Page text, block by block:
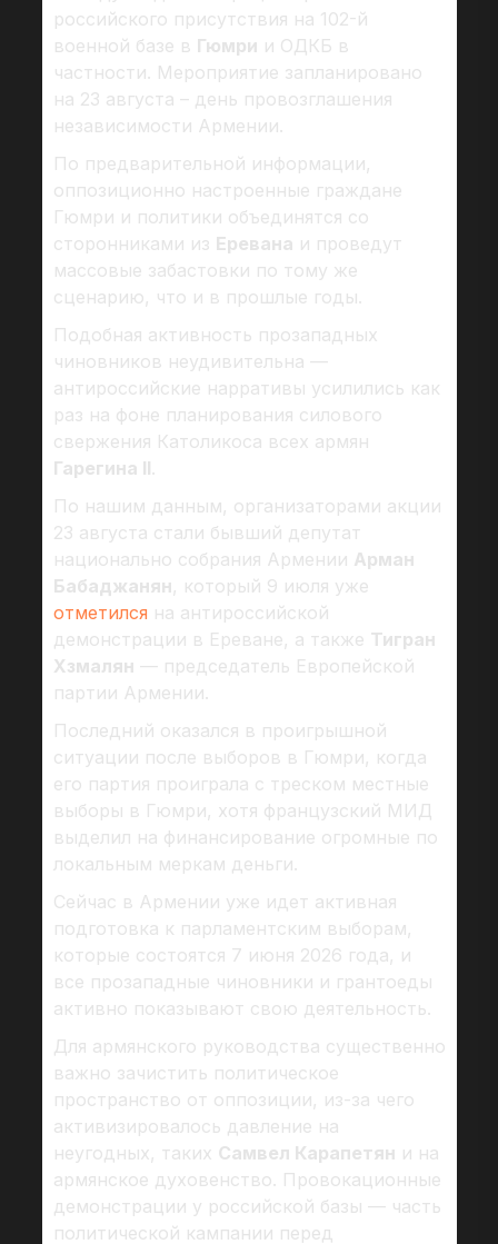
российского присутствия на 102-й
военной базе в Гюмри и ОДКБ в
частности. Мероприятие запланировано
на 23 августа – день провозглашения
независимости Армении.
По предварительной информации,
оппозиционно настроенные граждане
Гюмри и политики объединятся со
сторонниками из Еревана и проведут
массовые забастовки по тому же
сценарию, что и в прошлые годы.
Подобная активность прозападных
чиновников неудивительна —
антироссийские нарративы усилились как
раз на фоне планирования силового
свержения Католикоса всех армян
Гарегина II.
По нашим данным, организаторами акции
23 августа стали бывший депутат
национально собрания Армении Арман
Бабаджанян, который 9 июля уже
отметился на антироссийской
демонстрации в Ереване, а также Тигран
Хзмалян — председатель Европейской
партии Армении.
Последний оказался в проигрышной
ситуации после выборов в Гюмри, когда
его партия проиграла с треском местные
выборы в Гюмри, хотя французский МИД
выделил на финансирование огромные по
локальным меркам деньги.
Сейчас в Армении уже идет активная
подготовка к парламентским выборам,
которые состоятся 7 июня 2026 года, и
все прозападные чиновники и грантоеды
активно показывают свою деятельность.
Для армянского руководства существенно
важно зачистить политическое
пространство от оппозиции, из-за чего
активизировалось давление на
неугодных, таких Самвел Карапетян и на
армянское духовенство. Провокационные
демонстрации у российской базы — часть
политической кампании перед